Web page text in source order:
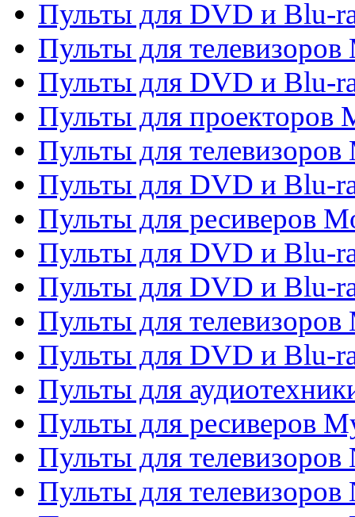
Пульты для DVD и Blu-
Пульты для
Пульты для DVD и Blu-
Пульты для проекторов
Пульты для
Пульты для DVD и Blu-
Пульты для ресиверов
Пульты для DVD и Blu-
Пульты для DVD и Blu-
Пульты для телевизоров
Пульты для DVD и Blu-
Пульты для
Пульты для ресиверов
Пульты для телевизоров
Пульты для телевизоров